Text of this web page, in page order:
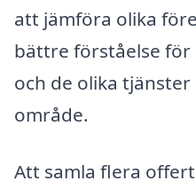
att jämföra olika
bättre förståelse
och de olika
område.
Att samla flera